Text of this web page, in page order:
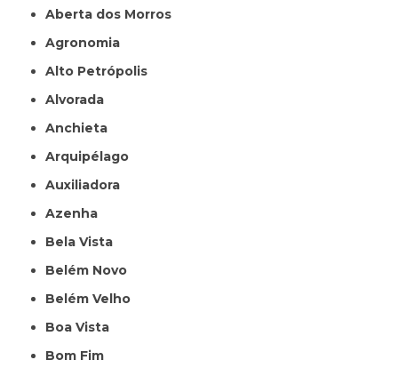
Aberta dos Morros
Agronomia
Alto Petrópolis
Alvorada
Anchieta
Arquipélago
Auxiliadora
Azenha
Bela Vista
Belém Novo
Belém Velho
Boa Vista
Bom Fim